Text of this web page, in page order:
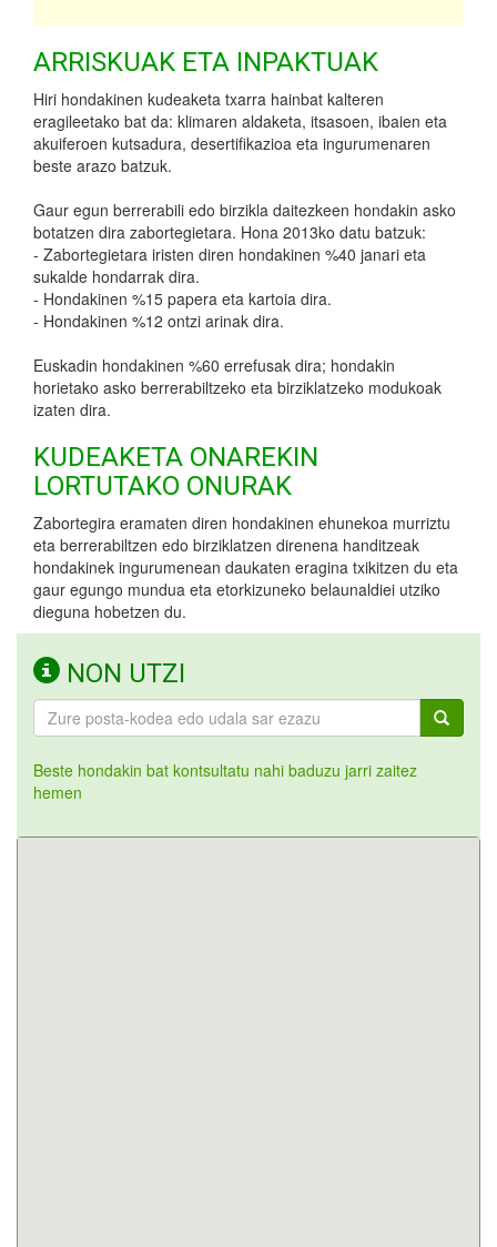
ARRISKUAK ETA INPAKTUAK
Hiri hondakinen kudeaketa txarra hainbat kalteren
eragileetako bat da: klimaren aldaketa, itsasoen, ibaien eta
akuiferoen kutsadura, desertifikazioa eta ingurumenaren
beste arazo batzuk.
Gaur egun berrerabili edo birzikla daitezkeen hondakin asko
botatzen dira zabortegietara. Hona 2013ko datu batzuk:
- Zabortegietara iristen diren hondakinen %40 janari eta
sukalde hondarrak dira.
- Hondakinen %15 papera eta kartoia dira.
- Hondakinen %12 ontzi arinak dira.
Euskadin hondakinen %60 errefusak dira; hondakin
horietako asko berrerabiltzeko eta birziklatzeko modukoak
izaten dira.
KUDEAKETA ONAREKIN
LORTUTAKO ONURAK
Zabortegira eramaten diren hondakinen ehunekoa murriztu
eta berrerabiltzen edo birziklatzen direnena handitzeak
hondakinek ingurumenean daukaten eragina txikitzen du eta
gaur egungo mundua eta etorkizuneko belaunaldiei utziko
dieguna hobetzen du.
NON UTZI
Beste hondakin bat kontsultatu nahi baduzu jarri zaitez
hemen